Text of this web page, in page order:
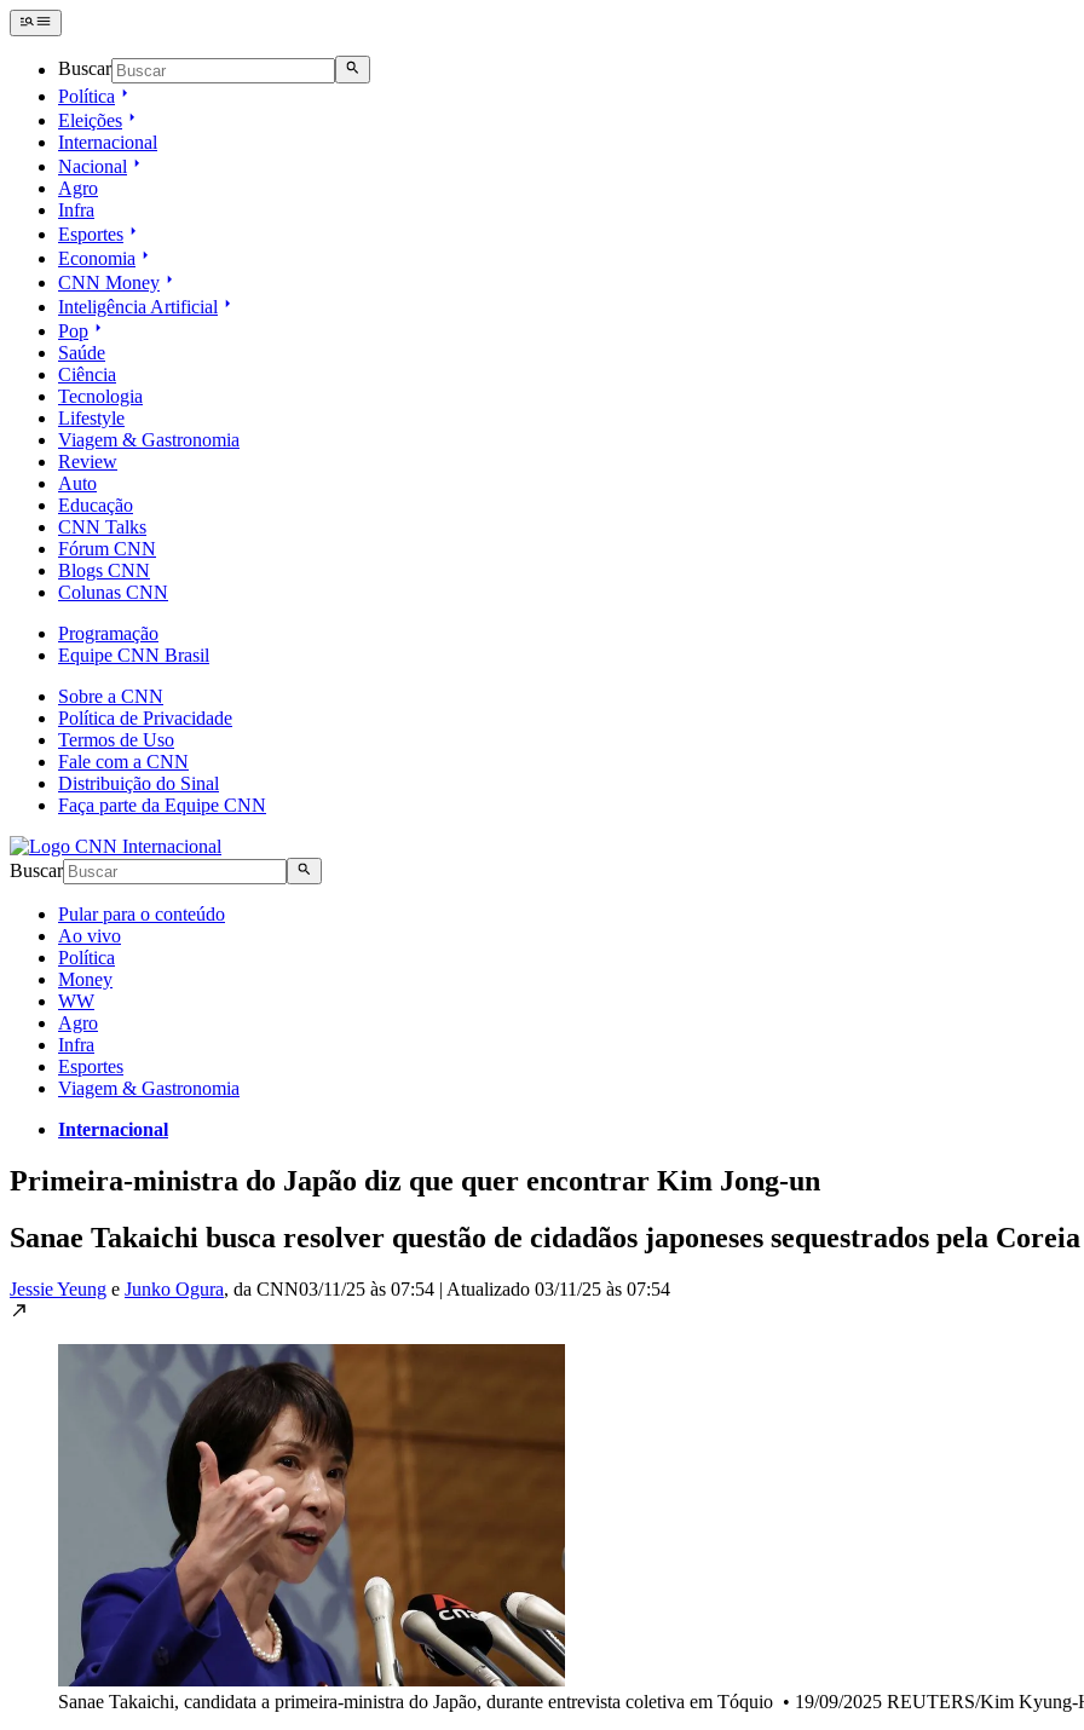
Buscar
Política
Eleições
Internacional
Nacional
Agro
Infra
Esportes
Economia
CNN Money
Inteligência Artificial
Pop
Saúde
Ciência
Tecnologia
Lifestyle
Viagem & Gastronomia
Review
Auto
Educação
CNN Talks
Fórum CNN
Blogs CNN
Colunas CNN
Programação
Equipe CNN Brasil
Sobre a CNN
Política de Privacidade
Termos de Uso
Fale com a CNN
Distribuição do Sinal
Faça parte da Equipe CNN
Buscar
Pular para o conteúdo
Ao vivo
Política
Money
WW
Agro
Infra
Esportes
Viagem & Gastronomia
Internacional
Primeira-ministra do Japão diz que quer encontrar Kim Jong-un
Sanae Takaichi busca resolver questão de cidadãos japoneses sequestrados pela
Jessie Yeung e Junko Ogura, da CNN03/11/25 às 07:54 | Atualizado 03/11/25 às 07:54
Sanae Takaichi, candidata a primeira-ministra do Japão, durante entrevista coletiva em Tóquio • 19/09/2025 REUTERS/Kim Kyung-